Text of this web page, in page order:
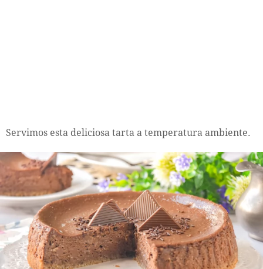
Servimos esta deliciosa tarta a temperatura ambiente.